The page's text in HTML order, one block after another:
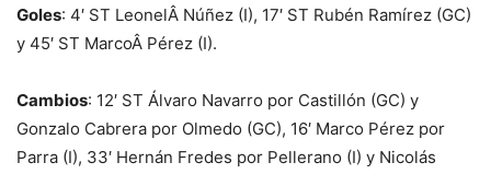
Goles: 4′ ST LeonelÂ Núñez (I), 17′ ST Rubén Ramírez (GC)
y 45′ ST MarcoÂ Pérez (I).
Cambios: 12′ ST Álvaro Navarro por Castillón (GC) y
Gonzalo Cabrera por Olmedo (GC), 16′ Marco Pérez por
Parra (I), 33′ Hernán Fredes por Pellerano (I) y Nicolás